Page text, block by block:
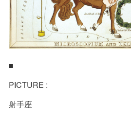
■
PICTURE :
射手座